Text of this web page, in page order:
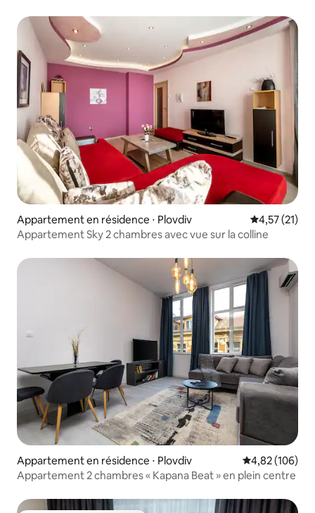
Appartement en résidence ⋅ Plovdiv Évaluation
4,57 (21)
Appartement Sky 2 chambres avec vue sur la colline
Appartement en résidence ⋅ Plovdiv Évaluation
4,82 (106)
Appartement 2 chambres « Kapana Beat » en plein centre